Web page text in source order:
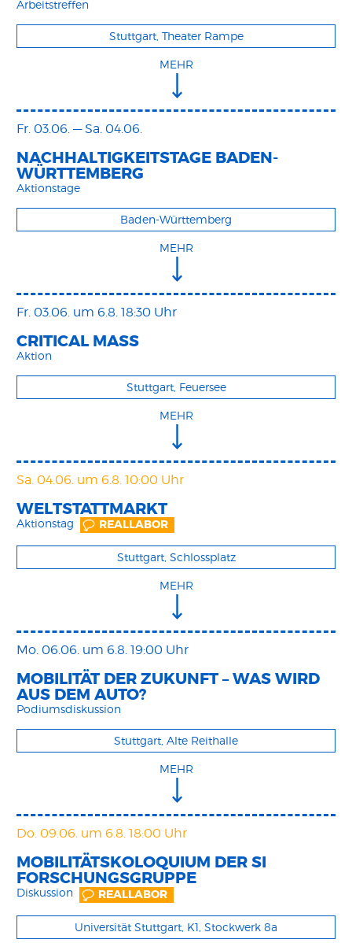
Arbeitstreffen
Stuttgart, Theater Rampe
MEHR
Fr. 03.06. — Sa. 04.06.
NACHHALTIGKEITSTAGE BADEN-
WÜRTTEMBERG
Aktionstage
Baden-Württemberg
MEHR
Fr. 03.06. um 6.8. 18:30 Uhr
CRITICAL MASS
Aktion
Stuttgart, Feuersee
MEHR
Sa. 04.06. um 6.8. 10:00 Uhr
WELTSTATTMARKT
Aktionstag REALLABOR
Stuttgart, Schlossplatz
MEHR
Mo. 06.06. um 6.8. 19:00 Uhr
MOBILITÄT DER ZUKUNFT – WAS WIRD
AUS DEM AUTO?
Podiumsdiskussion
Stuttgart, Alte Reithalle
MEHR
Do. 09.06. um 6.8. 18:00 Uhr
MOBILITÄTSKOLOQUIUM DER SI
FORSCHUNGSGRUPPE
Diskussion REALLABOR
Universität Stuttgart, K1, Stockwerk 8a